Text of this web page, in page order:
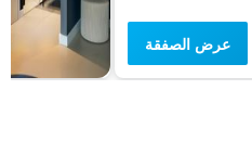
عرض الصفقة